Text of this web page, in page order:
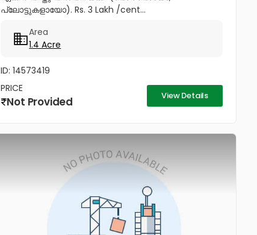
പ്ലോട്ടുകളായോ). Rs. 3 Lakh /cent...
Area
1.4 Acre
ID: 14573419
PRICE
Not Provided View Details